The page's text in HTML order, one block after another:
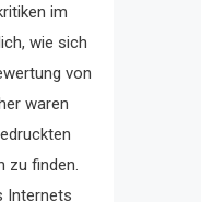
im
wie sich
von
waren
zu finden.
Internets